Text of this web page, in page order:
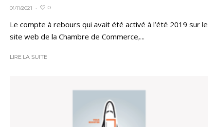
01/11/2021 · 0
Le compte à rebours qui avait été activé à l’été 2019 sur le
site web de la Chambre de Commerce,...
LIRE LA SUITE